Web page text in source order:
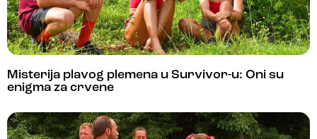
Misterija plavog plemena u Survivor-u: Oni su
enigma za crvene